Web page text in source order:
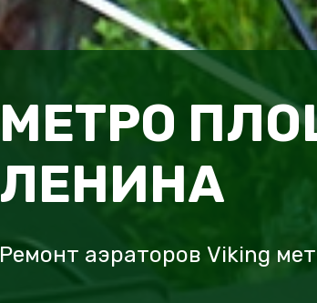
МЕТРО
ЛЕНИНА
Ремонт аэраторов Viking